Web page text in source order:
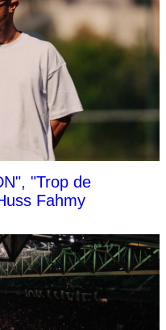
"Trop de
Fahmy